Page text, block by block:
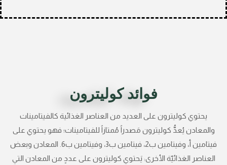
فوائد كوليترون
يحتوي كوليترون على العديد من العناصر الغذائية كالفيتامينات
والمعادن يُعدُّ كوليترون مَصدراً مُمتازاً للفيتامينات؛ فهو يحتوي على
فيتامين أ، وفيتامين ب2، فيتامين ب3، وفيتامين ب6. المعادن وبعض
العناصر الغذائيّة الأخرى: يَحتوي كوليترون على عددٍ من المعادن التي